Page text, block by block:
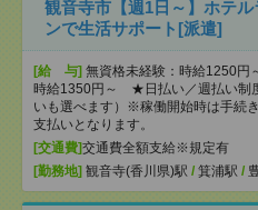
観音寺市【週1日～】ホテ
ンで生活サポート[派遣]
[給 与] 無資格未経験：時給1250円
時給1350円～ ★日払い／週払い制
いも選べます）※稼働開始時は手続
支払いとなります。
[交通費]交通費全額支給※規定有
[勤務地] 観音寺(香川県)駅 / 箕浦駅 /